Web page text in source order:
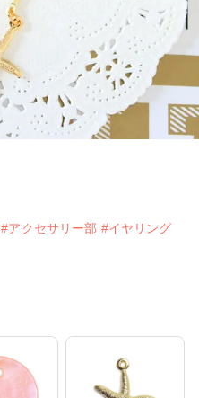
#アクセサリー部 #イヤリング